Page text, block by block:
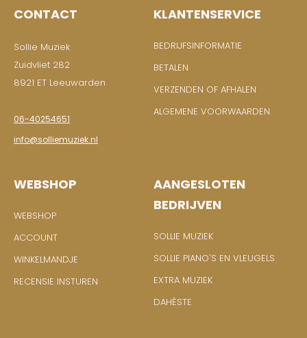
CONTACT
Sollie Muziek
Zuidvliet 282
8921 ET Leeuwarden
06-40254651
info@solliemuziek.nl
KLANTENSERVICE
BEDRIJFSINFORMATIE
BETALEN
VERZENDEN OF AFHALEN
ALGEMENE VOORWAARDEN
WEBSHOP
WEBSHOP
ACCOUNT
WINKELMANDJE
RECENSIE INSTUREN
AANGESLOTEN
BEDRIJVEN
SOLLIE MUZIEK
SOLLIE PIANO'S EN VLEUGELS
EXTRA MUZIEK
DAHÈSTE